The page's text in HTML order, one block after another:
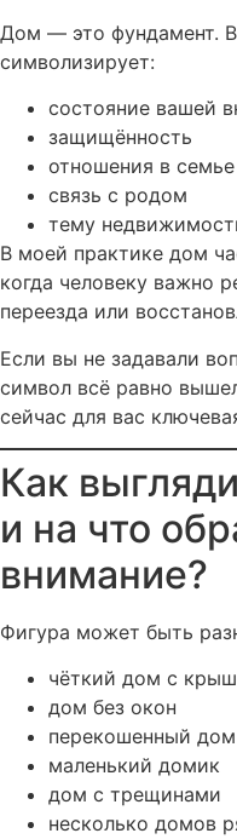
Дом — это фундамент. В
символизирует:
состояние вашей
защищённость
отношения в семье
связь с родом
тему
В моей практике дом
когда человеку важно
переезда или
Если вы не задавали
символ всё равно
сейчас для вас
Как
и на что
внимание?
Фигура может быть
чёткий дом с
дом без окон
перекошенный дом
маленький домик
дом с трещинами
несколько домов